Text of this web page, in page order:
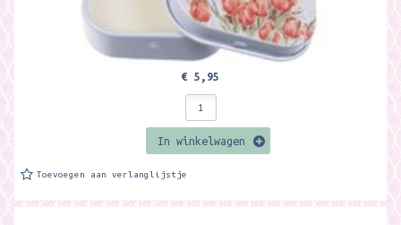
€ 5,95
In winkelwagen
Toevoegen aan verlanglijstje